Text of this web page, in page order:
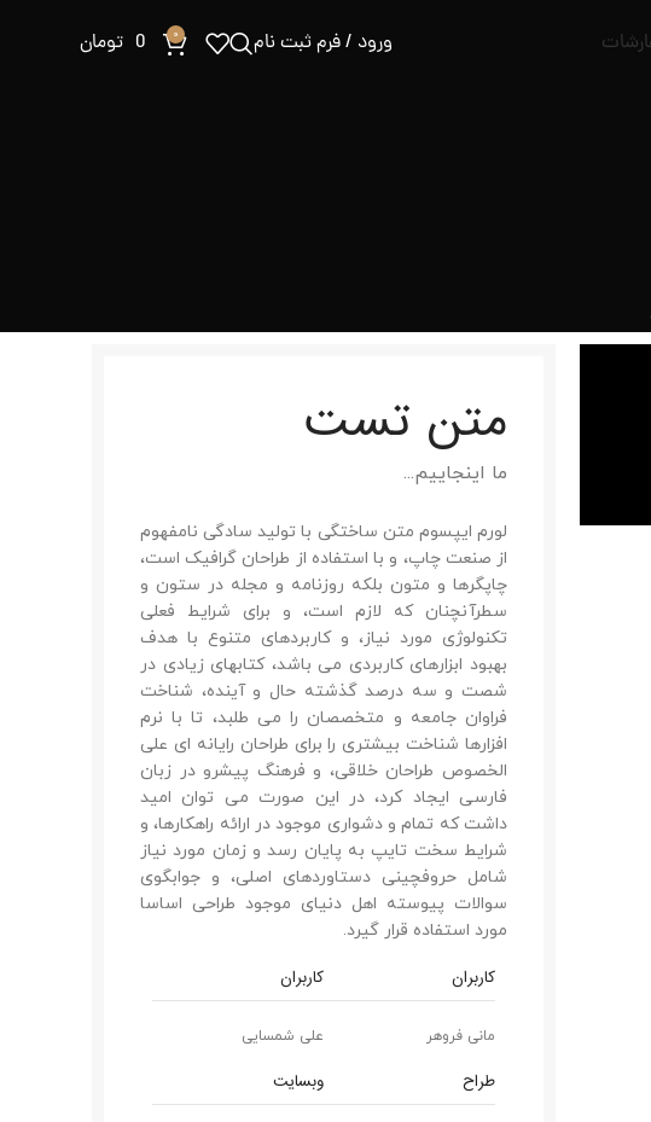
ورود / فرم ثبت نام 0 تومان
متن تست
لورم ایپسوم متن ساختگی با تولید سادگی نامفهوم
از صنعت چاپ، و با استفاده از طراحان گرافیک است،
چاپگرها و متون بلکه روزنامه و مجله در ستون و
سطرآنچنان که لازم است، و برای شرایط فعلی
تکنولوژی مورد نیاز، و کاربردهای متنوع با هدف
بهبود ابزارهای کاربردی می باشد، کتابهای زیادی در
شصت و سه درصد گذشته حال و آینده، شناخت
فراوان جامعه و متخصصان را می طلبد، تا با نرم
افزارها شناخت بیشتری را برای طراحان رایانه ای علی
الخصوص طراحان خلاقی، و فرهنگ پیشرو در زبان
فارسی ایجاد کرد، در این صورت می توان امید
داشت که تمام و دشواری موجود در ارائه راهکارها، و
شرایط سخت تایپ به پایان رسد و زمان مورد نیاز
شامل حروفچینی دستاوردهای اصلی، و جوابگوی
سوالات پیوسته اهل دنیای موجود طراحی اساسا
مورد استفاده قرار گیرد.
علی شمسایی